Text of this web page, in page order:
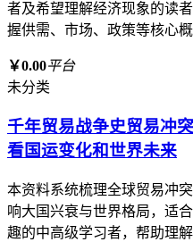
者及希望理解经济现象的读
握供需、市场、政策等核心
￥0.00平台
未分类
千年贸易战争史贸易冲
看国运变化和世界未来
本资料系统梳理全球贸易冲
响大国兴衰与世界格局，适
趣的中高级学习者，帮助理